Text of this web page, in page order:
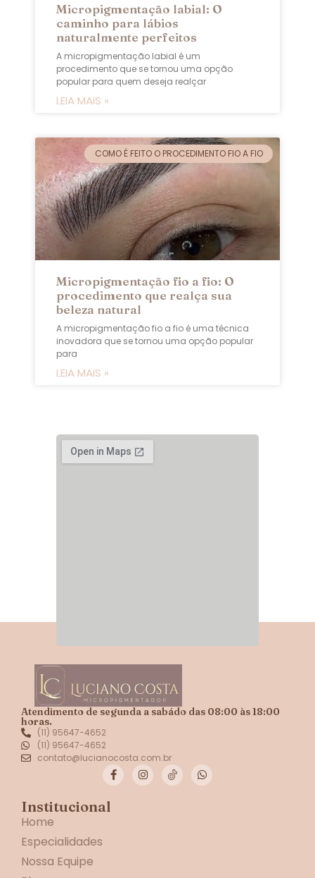
Micropigmentação labial: O
caminho para lábios
naturalmente perfeitos
A micropigmentação labial é um
procedimento que se tornou uma opção
popular para quem deseja realçar
LEIA MAIS »
COMO É FEITO O PROCEDIMENTO FIO A FIO
Micropigmentação fio a fio: O
procedimento que realça sua
beleza natural
A micropigmentação fio a fio é uma técnica
inovadora que se tornou uma opção popular
para
LEIA MAIS »
Atendimento de segunda a sabádo das 08:00 às 18:00
horas.
(11) 95647-4652
(11) 95647-4652
contato@lucianocosta.com.br
Institucional
Home
Especialidades
Nossa Equipe